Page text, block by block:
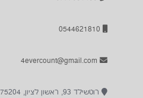
רוטשילד 93, ראשון לציון, 75204, ישראל